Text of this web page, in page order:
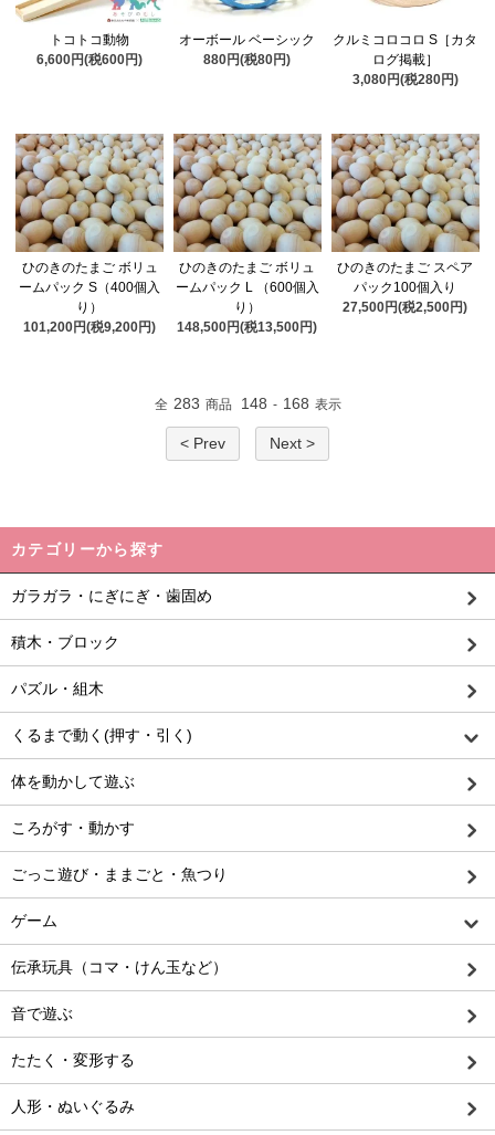
トコトコ動物
6,600円(税600円)
オーボール ベーシック
880円(税80円)
クルミコロコロ S［カタ
ログ掲載］
3,080円(税280円)
ひのきのたまご ボリュ
ームパック S（400個入
り）
101,200円(税9,200円)
ひのきのたまご ボリュ
ームパック L （600個入
り）
148,500円(税13,500円)
ひのきのたまご スペア
パック100個入り
27,500円(税2,500円)
全 283 商品 148 - 168 表示
< Prev Next >
カテゴリーから探す
ガラガラ・にぎにぎ・歯固め
積木・ブロック
パズル・組木
くるまで動く(押す・引く)
体を動かして遊ぶ
ころがす・動かす
ごっこ遊び・ままごと・魚つり
ゲーム
伝承玩具（コマ・けん玉など）
音で遊ぶ
たたく・変形する
人形・ぬいぐるみ